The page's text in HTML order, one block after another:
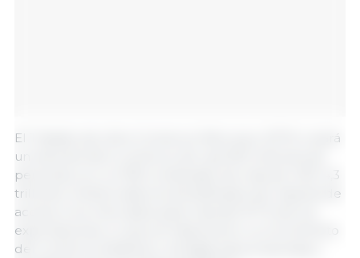
El Tratado de Libre Comercio Mercosur-EFTA creará
un área de libre comercio de casi 300 millones de
personas con un PIB combinado de más de USD 4,3
trillones. Ambos lados se beneficiarán de mejoras de
acceso a los mercados para más del 97 % de sus
exportaciones, lo que se traducirá en un incremento
del comercio bilateral y ventajas para empresas y